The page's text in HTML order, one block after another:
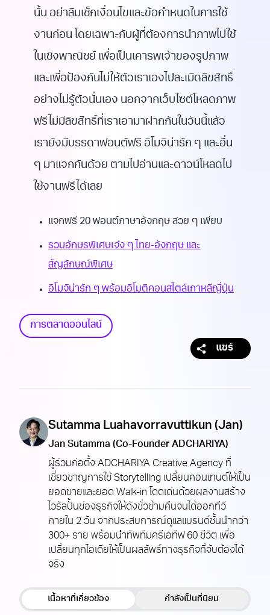
นั้น อย่าลืมเช็กเงื่อนไขและข้อกำหนดในการใช้
งานก่อน โดยเฉพาะกับผู้ที่ต้องการนำภาพไปใช้
ในเชิงพาณิชย์ เพื่อเป็นเคารพเจ้าของรูปภาพ
และเพื่อป้องกันไม่ให้ตัวเราเองไปละเมิดลิขสิทธิ์
อย่างไม่รู้ตัวนั่นเอง นอกจากเว็บไซต์โหลดภาพ
ฟรีไม่มีลิขสิทธิ์ที่เราเอามาฝากกันในวันนี้แล้ว
เรายังมีบรรดาฟอนต์ฟรี อิโมจิน่ารัก ๆ และอื่น
ๆ มาแจกกันด้วย ตามไปอ่านและดาวน์โหลดไป
ใช้งานฟรีได้เลย
แจกฟรี 20 ฟอนต์ภาษาอังกฤษ สวย ๆ เพียบ
รวมอักษรพิเศษเจ๋ง ๆ ไทย-อังกฤษ และ
สัญลักษณ์พิเศษ
อิโมจิน่ารัก ๆ พร้อมอีโมติคอนสไตล์เกาหลีญี่ปุ่น
การตลาดออนไลน์
แชร์
Sutamma Luahavorravuttikun (Jan)
Jan Sutamma (Co-Founder ADCHARIYA)
ผู้ร่วมก่อตั้ง ADCHARIYA Creative Agency ที่
เชี่ยวชาญการใช้ Storytelling เปลี่ยนคอนเทนต์ให้เป็น
ยอดขายและยอด Walk-in โดดเด่นด้วยผลงานสร้าง
ไวรัลปั้นช่องธุรกิจให้ดังชั่วข้ามคืนจนได้ออกทีวี
ภายใน 2 วัน จากประสบการณ์ดูแลแบรนด์ชั้นนำกว่า
300+ ราย พร้อมนำทัพทีมครีเอทีฟ 60 ชีวิต เพื่อ
เปลี่ยนทุกไอเดียให้เป็นผลลัพธ์ทางธุรกิจที่จับต้องได้
จริง
เนื้อหาที่เกี่ยวข้อง กำลังเป็นที่นิยม